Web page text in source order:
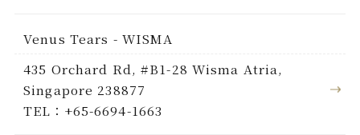
Venus Tears - WISMA
435 Orchard Rd, #B1-28 Wisma Atria,
Singapore 238877
TEL：+65-6694-1663